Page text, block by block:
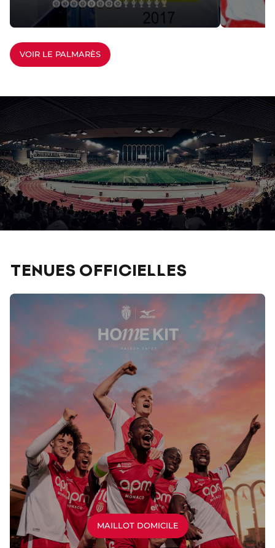
VOIR LE PALMARÈS
TENUES OFFICIELLES
MAILLOT DOMICILE